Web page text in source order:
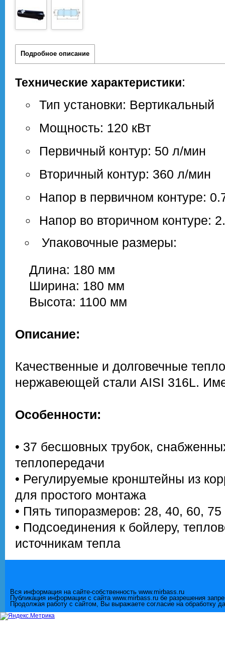
Подробное описание
Технические характеристики:
Тип установки: Вертикальный
Мощность: 120 кВт
Первичный контур: 50 л/мин
Вторичный контур: 360 л/мин
Напор в первичном контуре:
Напор во вторичном контуре:
Упаковочные размеры:
Длина: 180 мм
Ширина: 180 мм
Высота: 1100 мм
Описание:
Качественные и долговечные
нержавеющей стали AISI 316L.
Особенности:
• 37 бесшовных трубок,
теплопередачи
• Регулируемые кронштейны из
для простого монтажа
• Пять типоразмеров: 28, 40, 60, 75
• Подсоединения к бойлеру,
источникам тепла
Вся информация на сайте-собственность www.mirbass.ru
Публикация информации с сайта www.mirbass.ru бе разрешения
Продолжая работу с сайтом, Вы выражаете согласие на обработку